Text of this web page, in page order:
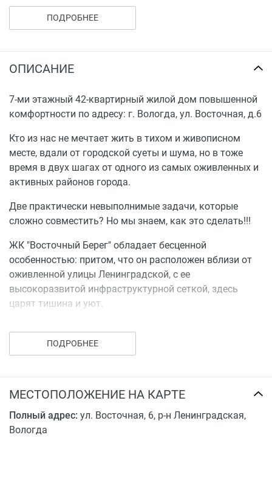
высококачественную черновую отделку.
ПОДРОБНЕЕ
ОПИСАНИЕ
7-ми этажный 42-квартирный жилой дом повышенной
комфортности по адресу: г. Вологда, ул. Восточная, д.6
Кто из нас не мечтает жить в тихом и живописном
месте, вдали от городской суеты и шума, но в тоже
время в двух шагах от одного из самых оживленных и
активных районов города.
Две практически невыполнимые задачи, которые
сложно совместить? Но мы знаем, как это сделать!!!
ЖК "Восточный Берег" обладает бесценной
особенностью: притом, что он расположен вблизи от
оживленной улицы Ленинградской, с ее
высокоразвитой инфраструктурной сеткой, здесь
царят тишина и уют.
этажного 42-квартирного жилого дома из
керамического кирпича с гаражами.
ограниченном улицами Восточная, Спирина и
Возрождения.
Дом оборудован современными бесшумными
ПОДРОБНЕЕ
МЕСТОПОЛОЖЕНИЕ НА КАРТЕ
Полный адрес: ул. Восточная, 6, р-н Ленинградская,
Вологда